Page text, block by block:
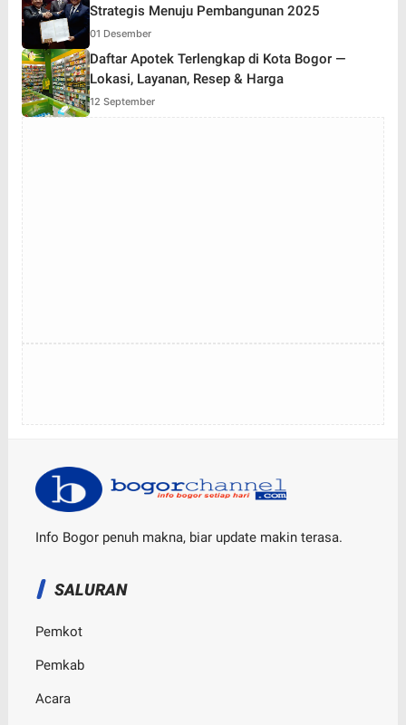
Strategis Menuju Pembangunan 2025
01 Desember
Daftar Apotek Terlengkap di Kota Bogor —
Lokasi, Layanan, Resep & Harga
12 September
Info Bogor penuh makna, biar update makin terasa.
SALURAN
Pemkot
Pemkab
Acara